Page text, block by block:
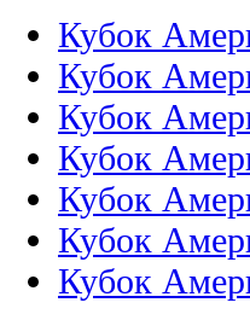
Кубок
Кубок
Кубок
Кубок
Кубок
Кубок
Кубок